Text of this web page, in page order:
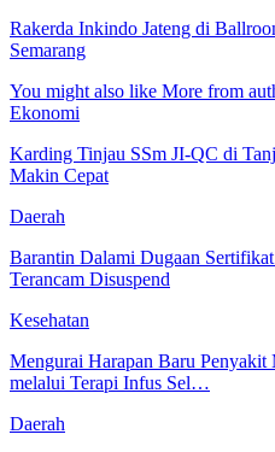
Rakerda Inkindo Jateng di
Semarang
You might also like More from
Ekonomi
Karding Tinjau SSm JI-QC di
Makin Cepat
Daerah
Barantin Dalami Dugaan
Terancam Disuspend
Kesehatan
Mengurai Harapan Baru
melalui Terapi Infus Sel…
Daerah